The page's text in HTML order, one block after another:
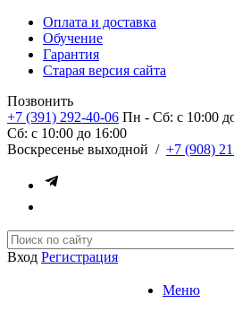
Оплата и доставка
Обучение
Гарантия
Старая версия сайта
Позвонить
+7 (391) 292-40-06 Пн - Сб: c 10:00
Сб: c 10:00 до 16:00
​Воскресенье выходной / +7 (908)
Вход Регистрация
Меню